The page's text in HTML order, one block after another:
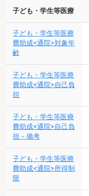
子ども・学生等医療
子ども・学生等医療
費助成<通院>対象年
齢
子ども・学生等医療
費助成<通院>自己負
担
子ども・学生等医療
費助成<通院>自己負
担－備考
子ども・学生等医療
費助成<通院>所得制
限